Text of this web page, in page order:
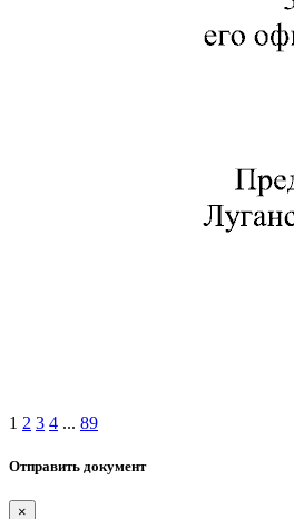
1 2 3 4 ... 89
Отправить документ
×